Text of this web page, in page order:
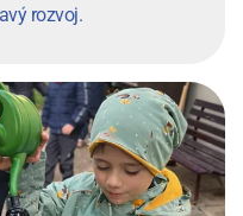
rozvoj.